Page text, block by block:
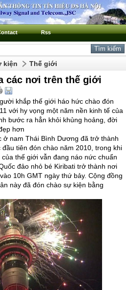
Rss
kiện Thế giới
các nơi trên thế giới
khắp thế giới háo hức chào đón
với hy vọng một năm nền kinh tế của
bước ra hẳn khỏi khủng hoảng, đời
hơn
ở nam Thái Bình Dương đã trở thành
tiên đón chào năm 2010, trong khi
của thế giới vẫn đang náo nức chuẩn
đảo nhỏ bé Kiribati trở thành nơi
10h GMT ngày thứ bảy. Cộng đồng
này đã đón chào sự kiện bằng